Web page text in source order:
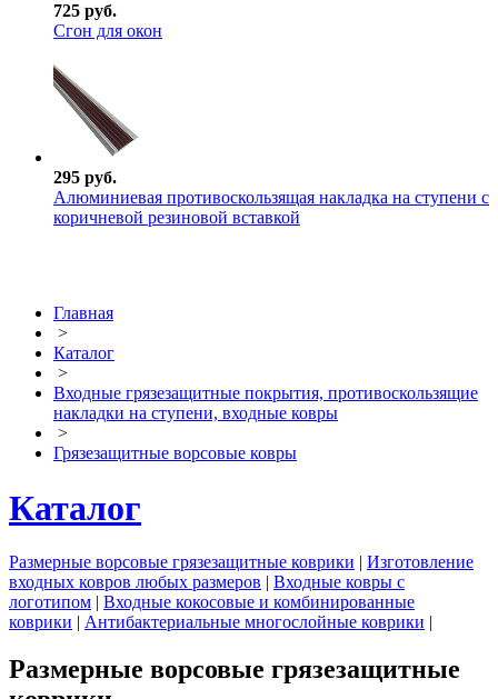
725 руб.
Сгон для окон
295 руб.
Алюминиевая противоскользящая накладка на ступени с
коричневой резиновой вставкой
Главная
>
Каталог
>
Входные грязезащитные покрытия, противоскользящие
накладки на ступени, входные ковры
>
Грязезащитные ворсовые ковры
Каталог
Размерные ворсовые грязезащитные коврики | Изготовление
входных ковров любых размеров | Входные ковры с
логотипом | Входные кокосовые и комбинированные
коврики | Антибактериальные многослойные коврики |
Размерные ворсовые грязезащитные